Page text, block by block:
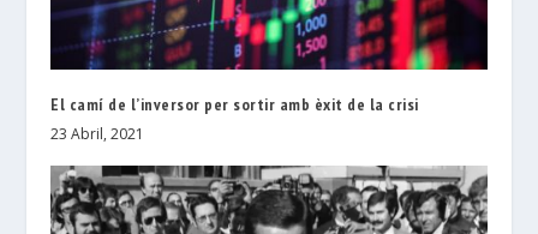
El camí de l’inversor per sortir amb èxit de la crisi
23 Abril, 2021